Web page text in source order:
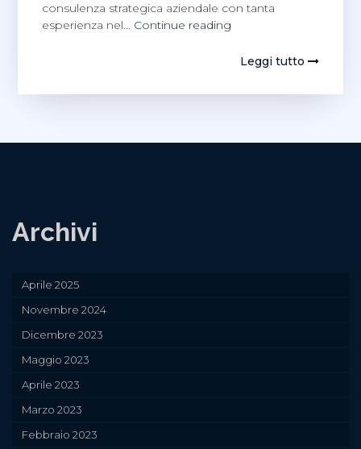
consulenza strategica aziendale con tanta
esperienza nel… Continue reading
di
e
Leggi tutto
Archivi
Aprile 2025
Novembre 2024
Dicembre 2023
Maggio 2023
Aprile 2023
Marzo 2023
Febbraio 2023